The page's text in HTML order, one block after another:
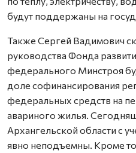
будут поддержаны на
Также Сергей Вадимович
руководства Фонда
федерального Минстроя
доле софинансирования
федеральных средств на
авариного жилья.
Архангельской области с
явно неподъемны. Кроме